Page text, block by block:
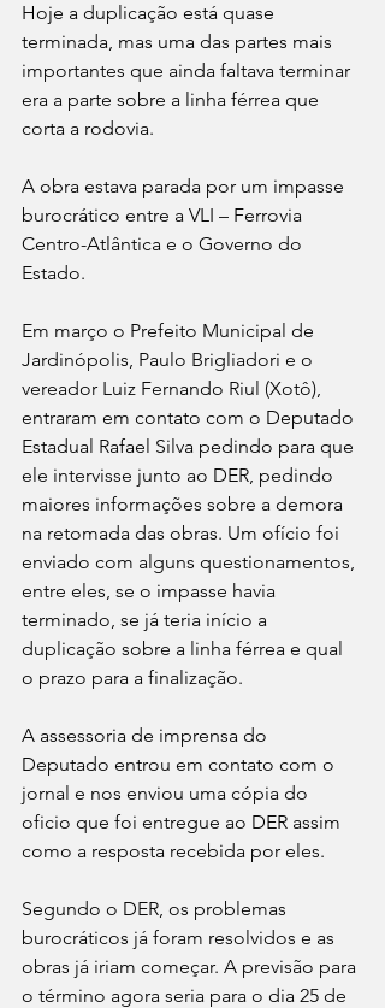
Hoje a duplicação está quase
terminada, mas uma das partes mais
importantes que ainda faltava terminar
era a parte sobre a linha férrea que
corta a rodovia.
A obra estava parada por um impasse
burocrático entre a VLI – Ferrovia
Centro-Atlântica e o Governo do
Estado.
Em março o Prefeito Municipal de
Jardinópolis, Paulo Brigliadori e o
vereador Luiz Fernando Riul (Xotô),
entraram em contato com o Deputado
Estadual Rafael Silva pedindo para que
ele intervisse junto ao DER, pedindo
maiores informações sobre a demora
na retomada das obras. Um ofício foi
enviado com alguns questionamentos,
entre eles, se o impasse havia
terminado, se já teria início a
duplicação sobre a linha férrea e qual
o prazo para a finalização.
A assessoria de imprensa do
Deputado entrou em contato com o
jornal e nos enviou uma cópia do
oficio que foi entregue ao DER assim
como a resposta recebida por eles.
Segundo o DER, os problemas
burocráticos já foram resolvidos e as
obras já iriam começar. A previsão para
o término agora seria para o dia 25 de